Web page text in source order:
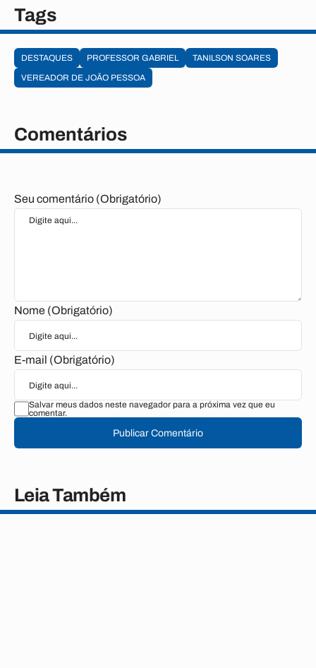
Tags
DESTAQUES PROFESSOR GABRIEL
TANILSON SOARES
VEREADOR DE JOÃO PESSOA
Comentários
Seu comentário (Obrigatório)
Nome (Obrigatório)
E-mail (Obrigatório)
Salvar meus dados neste navegador para a próxima vez que eu
comentar.
Publicar Comentário
Leia Também